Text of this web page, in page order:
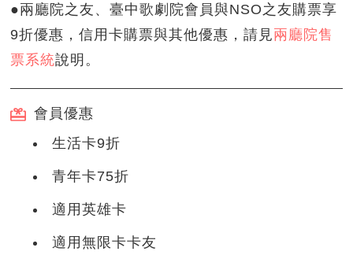
●兩廳院之友、臺中歌劇院會員與NSO之友購票享
9折優惠，信用卡購票與其他優惠，請見兩廳院售
票系統說明。
會員優惠
生活卡9折
青年卡75折
適用英雄卡
適用無限卡卡友